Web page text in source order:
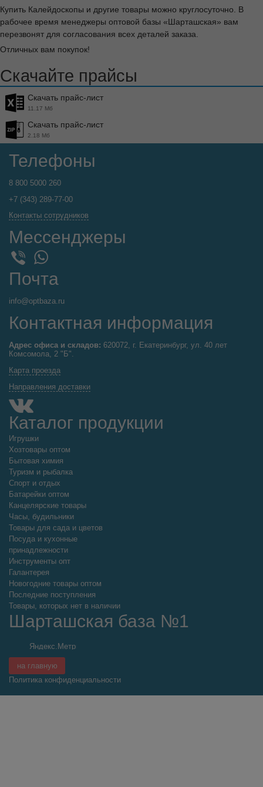
Купить Калейдоскопы и другие товары можно круглосуточно. В
рабочее время менеджеры оптовой базы «Шарташская» вам
перезвонят для согласования всех деталей заказа.
Отличных вам покупок!
Скачайте прайсы
Скачать прайс-лист
11.17 Мб
Скачать прайс-лист
2.18 Мб
Телефоны
8 800 5000 260
+7 (343) 289-77-00
Контакты сотрудников
Мессенджеры
WhatsApp
Почта
info@optbaza.ru
Контактная информация
Адрес офиса и складов: 620072, г. Екатеринбург, ул. 40 лет
Комсомола, 2 "Б".
Карта проезда
Направления доставки
Каталог продукции
Игрушки
Хозтовары оптом
Бытовая химия
Туризм и рыбалка
Спорт и отдых
Батарейки оптом
Канцелярские товары
Часы, будильники
Товары для сада и цветов
Посуда и кухонные
принадлежности
Инструменты опт
Галантерея
Новогодние товары оптом
Последние поступления
Товары, которых нет в наличии
Шарташская база №1
на главную
Политика конфиденциальности